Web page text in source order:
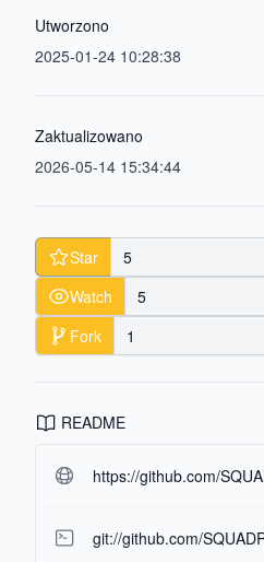
Utworzono
2025-01-24 10:28:38
Zaktualizowano
2026-05-14 15:34:44
Star
5
Watch
5
Fork
1
README